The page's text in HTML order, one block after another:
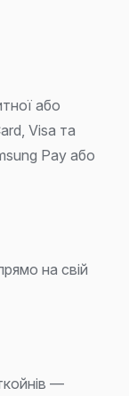
або
Visa та
Pay або
на свій
—